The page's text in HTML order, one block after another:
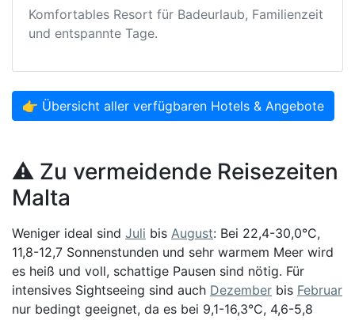
Komfortables Resort für Badeurlaub, Familienzeit
und entspannte Tage.
👉 Übersicht aller verfügbaren Hotels & Angebote
⚠️ Zu vermeidende Reisezeiten
Malta
Weniger ideal sind Juli bis August: Bei 22,4-30,0°C,
11,8-12,7 Sonnenstunden und sehr warmem Meer wird
es heiß und voll, schattige Pausen sind nötig. Für
intensives Sightseeing sind auch Dezember bis Februar
nur bedingt geeignet, da es bei 9,1-16,3°C, 4,6-5,8